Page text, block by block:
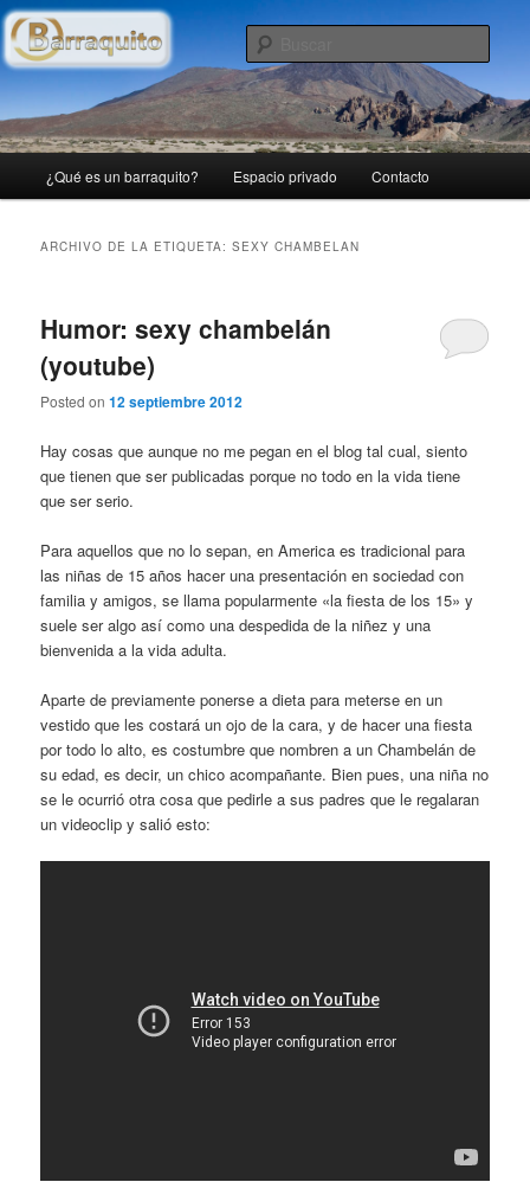
Ir
al
contenido
principal
Ir
al
contenido
secundario(B)arraquito
Blog personal con lo que me apetece publicar…
principal
¿Qué es un barraquito? Espacio privado Contacto
ARCHIVO DE LA ETIQUETA:SEXY CHAMBELAN
Humor: sexy chambelán
(youtube)
Posted on12 septiembre 2012
Hay cosas que aunque no me pegan en el blog tal cual, siento
que tienen que ser publicadas porque no todo en la vida tiene
que ser serio.
Para aquellos que no lo sepan, en America es tradicional para
las niñas de 15 años hacer una presentación en sociedad con
familia y amigos, se llama popularmente «la fiesta de los 15» y
suele ser algo así como una despedida de la niñez y una
bienvenida a la vida adulta.
Aparte de previamente ponerse a dieta para meterse en un
vestido que les costará un ojo de la cara, y de hacer una fiesta
por todo lo alto, es costumbre que nombren a un Chambelán de
su edad, es decir, un chico acompañante. Bien pues, una niña no
se le ocurrió otra cosa que pedirle a sus padres que le regalaran
un videoclip y salió esto: